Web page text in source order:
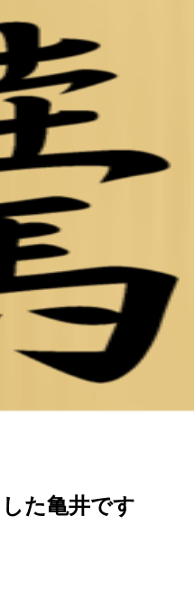
た亀井です